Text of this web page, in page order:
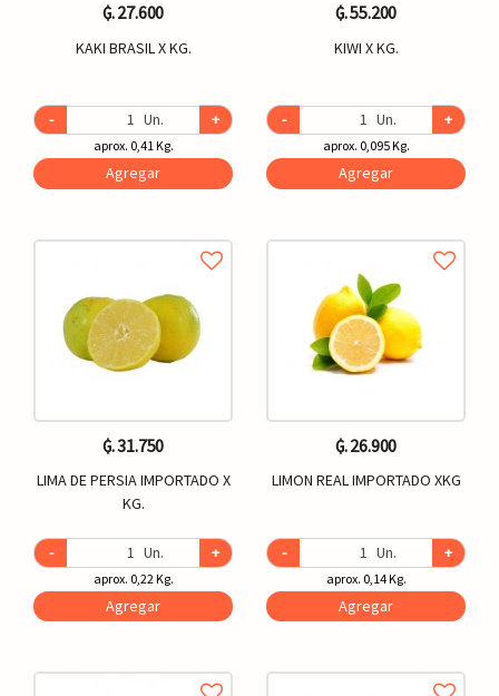
₲. 27.600
KAKI BRASIL X KG.
- Un. +
aprox. 0,41 Kg.
Agregar
₲. 55.200
KIWI X KG.
- Un. +
aprox. 0,095 Kg.
Agregar
₲. 31.750
LIMA DE PERSIA IMPORTADO X
KG.
- Un. +
aprox. 0,22 Kg.
Agregar
₲. 26.900
LIMON REAL IMPORTADO XKG
- Un. +
aprox. 0,14 Kg.
Agregar